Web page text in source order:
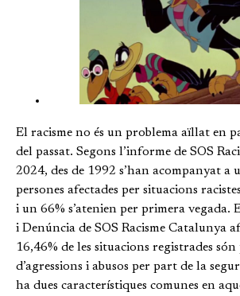
El racisme no és un problema aïllat en
del passat. Segons l’informe de SOS
2024, des de 1992 s’han acompanyat a
persones afectades per situacions
i un 66% s’atenien per primera vegada.
i Denúncia de SOS Racisme Catalunya
16,46% de les situacions registrades
d’agressions i abusos per part de la
ha dues característiques comunes en